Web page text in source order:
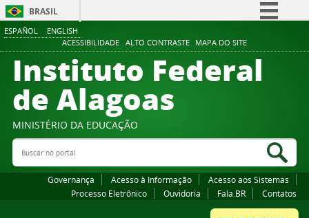
ESPAÑOL ENGLISH
ACESSIBILIDADE ALTO CONTRASTE MAPA DO SITE
BRASIL
Comunica BR
Participe
Canais
Instituto Federal
de Alagoas
MINISTÉRIO DA EDUCAÇÃO
Buscar no portal
Governança Acesso à Informação
Acesso aos Sistemas
Processo Eletrônico
Ouvidoria Fala.BR Contatos